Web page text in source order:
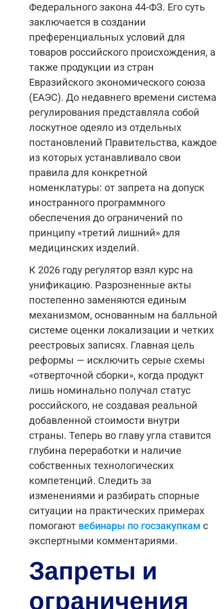
Федерального закона 44-ФЗ. Его суть
заключается в создании
преференциальных условий для
товаров российского происхождения, а
также продукции из стран
Евразийского экономического союза
(ЕАЭС). До недавнего времени система
регулирования представляла собой
лоскутное одеяло из отдельных
постановлений Правительства, каждое
из которых устанавливало свои
правила для конкретной
номенклатуры: от запрета на допуск
иностранного программного
обеспечения до ограничений по
принципу «третий лишний» для
медицинских изделий.
К 2026 году регулятор взял курс на
унификацию. Разрозненные акты
постепенно заменяются единым
механизмом, основанным на балльной
системе оценки локализации и четких
реестровых записях. Главная цель
реформы — исключить серые схемы
«отверточной сборки», когда продукт
лишь номинально получал статус
российского, не создавая реальной
добавленной стоимости внутри
страны. Теперь во главу угла ставится
глубина переработки и наличие
собственных технологических
компетенций. Следить за
изменениями и разбирать спорные
ситуации на практических примерах
помогают вебинары по госзакупкам с
экспертными комментариями.
Запреты и
ограничения